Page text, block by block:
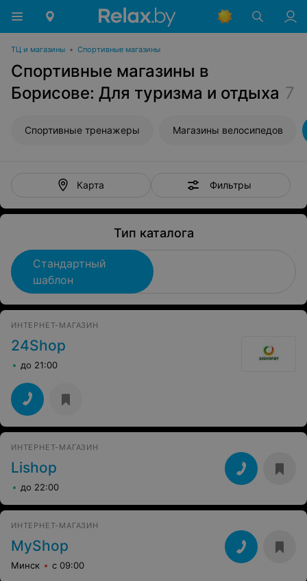
ТЦ и магазины • Спортивные магазины
Спортивные магазины в
Борисове: Для туризма и отдыха 7
Спортивные тренажеры Магазины велосипедов
Карта Фильтры
Тип каталога
Стандартный
шаблон
ИНТЕРНЕТ-МАГАЗИН
24Shop
до 21:00
ИНТЕРНЕТ-МАГАЗИН
Lishop
до 22:00
ИНТЕРНЕТ-МАГАЗИН
MyShop
Минск с 09:00